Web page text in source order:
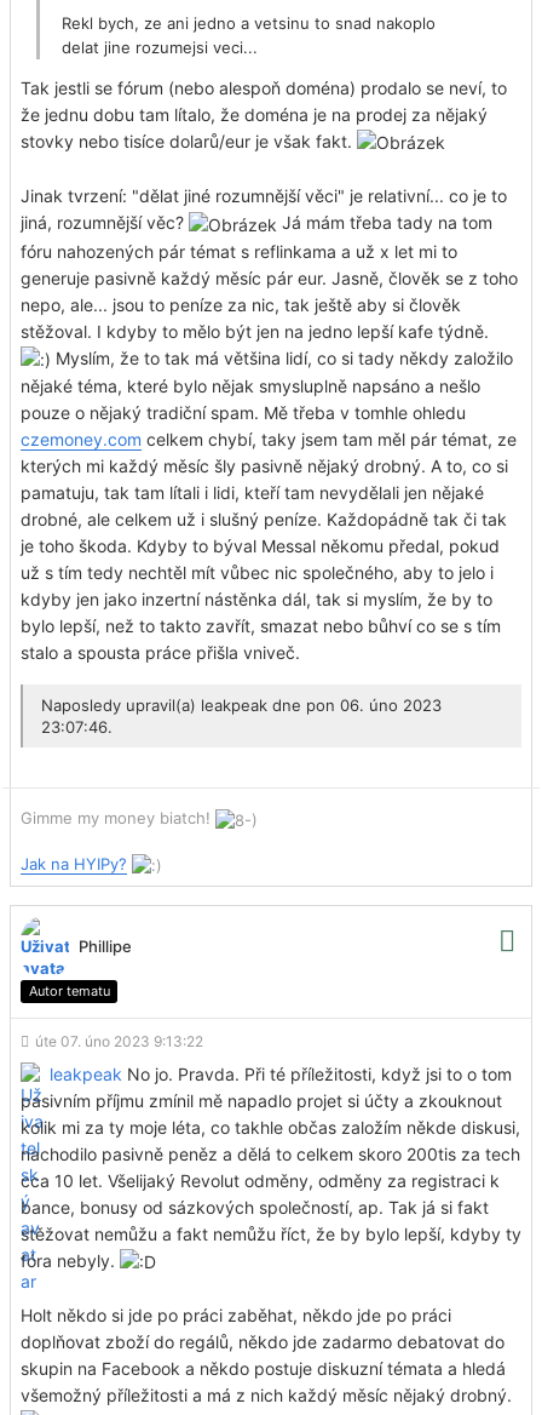
Rekl bych, ze ani jedno a vetsinu to snad nakoplo
delat jine rozumejsi veci...
Tak jestli se fórum (nebo alespoň doména) prodalo se neví, to
že jednu dobu tam lítalo, že doména je na prodej za nějaký
stovky nebo tisíce dolarů/eur je však fakt.
Jinak tvrzení: "dělat jiné rozumnější věci" je relativní... co je to
jiná, rozumnější věc?
Já mám třeba tady na tom
fóru nahozených pár témat s reflinkama a už x let mi to
generuje pasivně každý měsíc pár eur. Jasně, člověk se z toho
nepo, ale... jsou to peníze za nic, tak ještě aby si člověk
stěžoval. I kdyby to mělo být jen na jedno lepší kafe týdně.
Myslím, že to tak má většina lidí, co si tady někdy založilo
nějaké téma, které bylo nějak smysluplně napsáno a nešlo
pouze o nějaký tradiční spam. Mě třeba v tomhle ohledu
czemoney.com celkem chybí, taky jsem tam měl pár témat, ze
kterých mi každý měsíc šly pasivně nějaký drobný. A to, co si
pamatuju, tak tam lítali i lidi, kteří tam nevydělali jen nějaké
drobné, ale celkem už i slušný peníze. Každopádně tak či tak
je toho škoda. Kdyby to býval Messal někomu předal, pokud
už s tím tedy nechtěl mít vůbec nic společného, aby to jelo i
kdyby jen jako inzertní nástěnka dál, tak si myslím, že by to
bylo lepší, než to takto zavřít, smazat nebo bůhví co se s tím
stalo a spousta práce přišla vniveč.
Naposledy upravil(a) leakpeak dne pon 06. úno 2023
23:07:46.
Gimme my money biatch!
Jak na HYIPy?
Phillipe
Autor tematu
úte 07. úno 2023 9:13:22
leakpeak No jo. Pravda. Při té příležitosti, když jsi to o tom
pasivním příjmu zmínil mě napadlo projet si účty a zkouknout
kolik mi za ty moje léta, co takhle občas založím někde diskusi,
nachodilo pasivně peněz a dělá to celkem skoro 200tis za tech
cca 10 let. Všelijaký Revolut odměny, odměny za registraci k
bance, bonusy od sázkových společností, ap. Tak já si fakt
stěžovat nemůžu a fakt nemůžu říct, že by bylo lepší, kdyby ty
fóra nebyly.
Holt někdo si jde po práci zaběhat, někdo jde po práci
doplňovat zboží do regálů, někdo jde zadarmo debatovat do
skupin na Facebook a někdo postuje diskuzní témata a hledá
všemožný příležitosti a má z nich každý měsíc nějaký drobný.